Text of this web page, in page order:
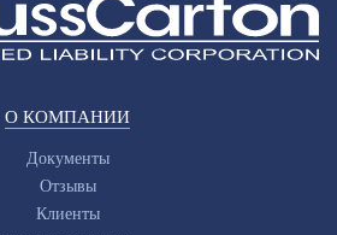
О КОМПАНИИ
Документы
Отзывы
Клиенты